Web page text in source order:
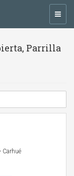
Parrilla
Carhué